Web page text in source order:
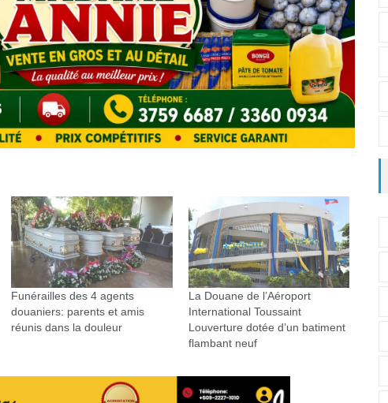
Funérailles des 4 agents
douaniers: parents et amis
réunis dans la douleur
La Douane de l’Aéroport
International Toussaint
Louverture dotée d’un batiment
flambant neuf